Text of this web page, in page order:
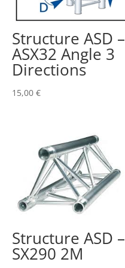
Structure ASD –
ASX32 Angle 3
Directions
15,00 €
Structure ASD –
SX290 2M